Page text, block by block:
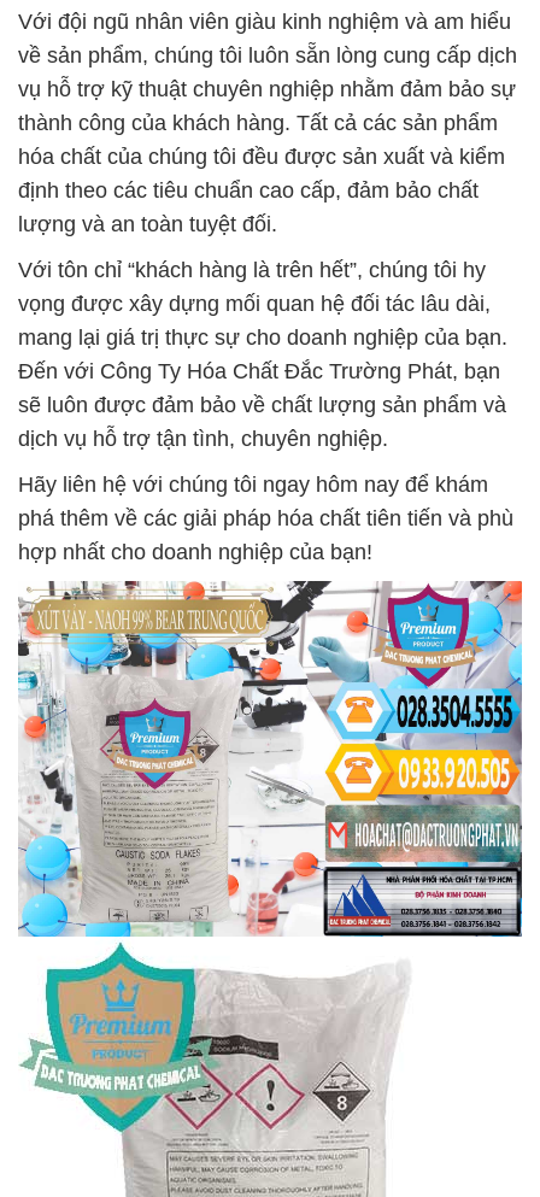
Với đội ngũ nhân viên giàu kinh nghiệm và am hiểu
về sản phẩm, chúng tôi luôn sẵn lòng cung cấp dịch
vụ hỗ trợ kỹ thuật chuyên nghiệp nhằm đảm bảo sự
thành công của khách hàng. Tất cả các sản phẩm
hóa chất của chúng tôi đều được sản xuất và kiểm
định theo các tiêu chuẩn cao cấp, đảm bảo chất
lượng và an toàn tuyệt đối.
Với tôn chỉ “khách hàng là trên hết”, chúng tôi hy
vọng được xây dựng mối quan hệ đối tác lâu dài,
mang lại giá trị thực sự cho doanh nghiệp của bạn.
Đến với Công Ty Hóa Chất Đắc Trường Phát, bạn
sẽ luôn được đảm bảo về chất lượng sản phẩm và
dịch vụ hỗ trợ tận tình, chuyên nghiệp.
Hãy liên hệ với chúng tôi ngay hôm nay để khám
phá thêm về các giải pháp hóa chất tiên tiến và phù
hợp nhất cho doanh nghiệp của bạn!